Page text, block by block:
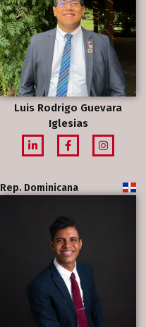
Luis Rodrigo Guevara
Iglesias
Rep. Dominicana